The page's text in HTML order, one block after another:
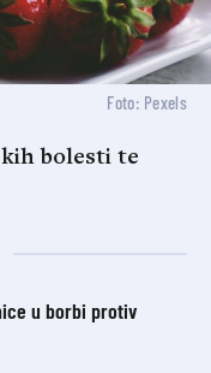
Foto: Pexels
bolesti te
u borbi protiv